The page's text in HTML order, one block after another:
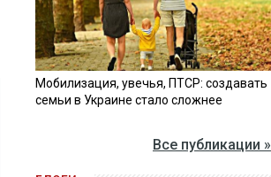
Мобилизация, увечья, ПТСР: создавать
семьи в Украине стало сложнее
Все публикации »